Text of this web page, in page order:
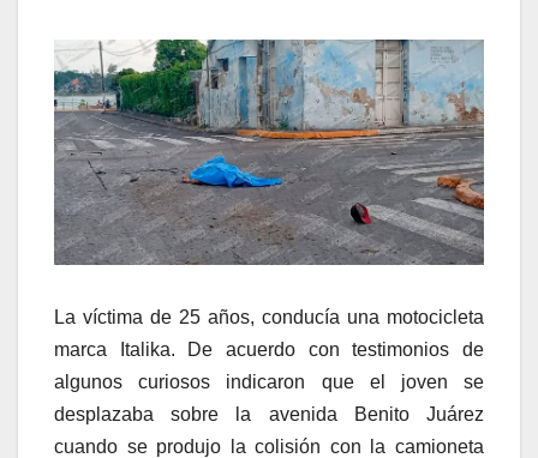
La víctima de 25 años, conducía una motocicleta
marca Italika. De acuerdo con testimonios de
algunos curiosos indicaron que el joven se
desplazaba sobre la avenida Benito Juárez
cuando se produjo la colisión con la camioneta